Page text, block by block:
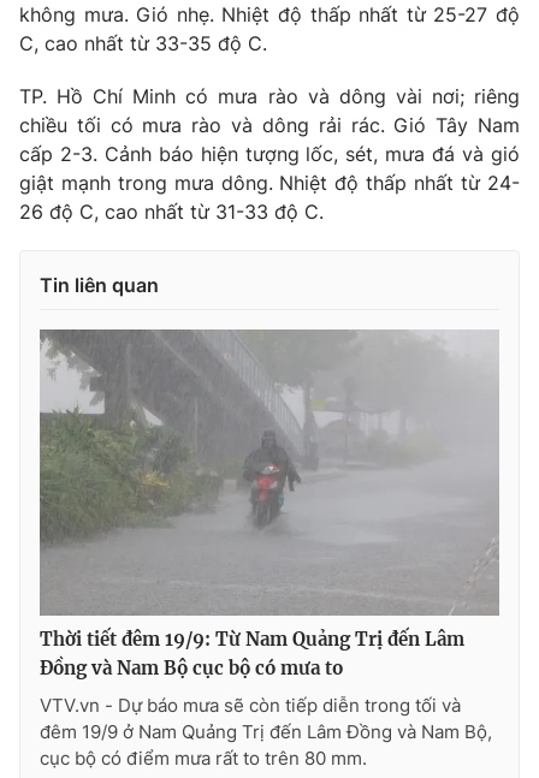
không mưa. Gió nhẹ. Nhiệt độ thấp nhất từ 25-27 độ
C, cao nhất từ 33-35 độ C.
TP. Hồ Chí Minh có mưa rào và dông vài nơi; riêng
chiều tối có mưa rào và dông rải rác. Gió Tây Nam
cấp 2-3. Cảnh báo hiện tượng lốc, sét, mưa đá và gió
giật mạnh trong mưa dông. Nhiệt độ thấp nhất từ 24-
26 độ C, cao nhất từ 31-33 độ C.
Tin liên quan
Thời tiết đêm 19/9: Từ Nam Quảng Trị đến Lâm
Đồng và Nam Bộ cục bộ có mưa to
VTV.vn - Dự báo mưa sẽ còn tiếp diễn trong tối và
đêm 19/9 ở Nam Quảng Trị đến Lâm Đồng và Nam Bộ,
cục bộ có điểm mưa rất to trên 80 mm.